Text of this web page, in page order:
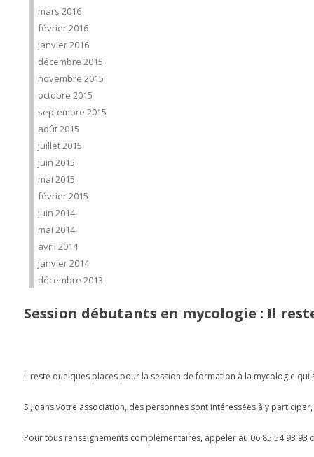
mars 2016
février 2016
janvier 2016
décembre 2015
novembre 2015
octobre 2015
septembre 2015
août 2015
juillet 2015
juin 2015
mai 2015
février 2015
juin 2014
mai 2014
avril 2014
janvier 2014
décembre 2013
Session débutants en mycologie : Il
Il reste quelques places pour la session de formation à la mycologie
Si, dans votre association, des personnes sont intéressées à y
Pour tous renseignements complémentaires, appeler au 06 85 54 93 93